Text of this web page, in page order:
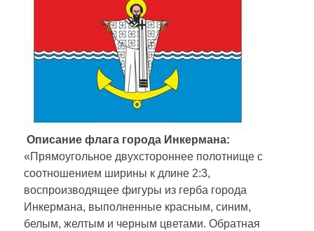
Описание флага города Инкермана:
«Прямоугольное двухстороннее полотнище с
соотношением ширины к длине 2:3,
воспроизводящее фигуры из герба города
Инкермана, выполненные красным, синим,
белым, желтым и черным цветами. Обратная